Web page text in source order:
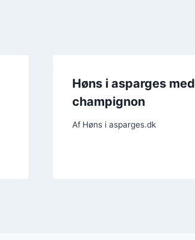
Høns i asparges med
champignon
Af Høns i asparges.dk